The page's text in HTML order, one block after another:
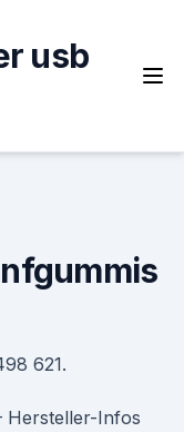
usb
621.
Hersteller-Infos